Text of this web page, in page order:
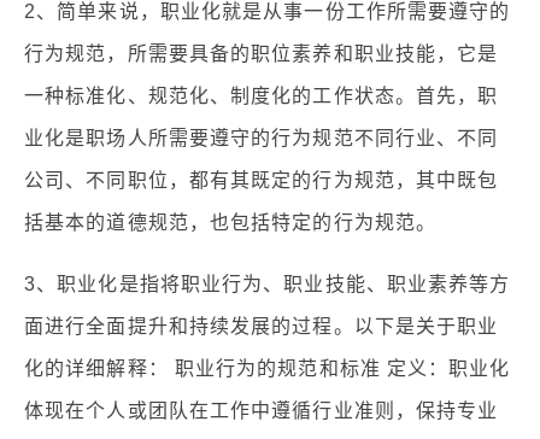
2、简单来说，职业化就是从事一份工作所需要遵守的
行为规范，所需要具备的职位素养和职业技能，它是
一种标准化、规范化、制度化的工作状态。首先，职
业化是职场人所需要遵守的行为规范不同行业、不同
公司、不同职位，都有其既定的行为规范，其中既包
括基本的道德规范，也包括特定的行为规范。
3、职业化是指将职业行为、职业技能、职业素养等方
面进行全面提升和持续发展的过程。以下是关于职业
化的详细解释： 职业行为的规范和标准 定义：职业化
体现在个人或团队在工作中遵循行业准则，保持专业